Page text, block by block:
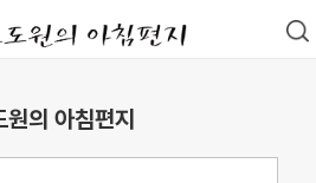
원의 아침편지